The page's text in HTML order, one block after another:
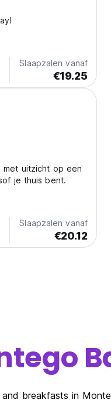
Slaapzalen vanaf
€19.25
met uitzicht op een
je thuis bent.
Slaapzalen vanaf
€20.12
breakfasts in